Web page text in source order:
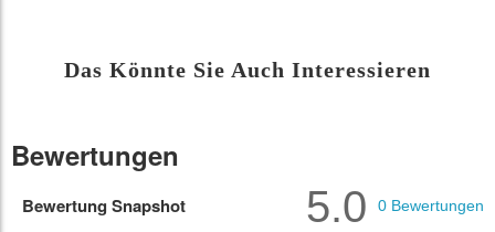
Das Könnte Sie Auch Interessieren
Bewertungen
Bewertung Snapshot 5.0 0 Bewertungen